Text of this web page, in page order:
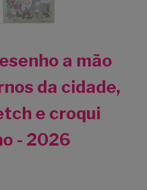
a mão
da cidade,
e croqui
- 2026